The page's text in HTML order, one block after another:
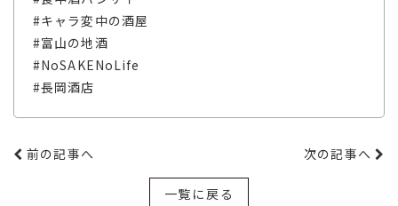
#キャラ変中の酒屋
#富山の地酒
#NoSAKENoLife
#長岡酒店
前の記事へ 次の記事へ
一覧に戻る